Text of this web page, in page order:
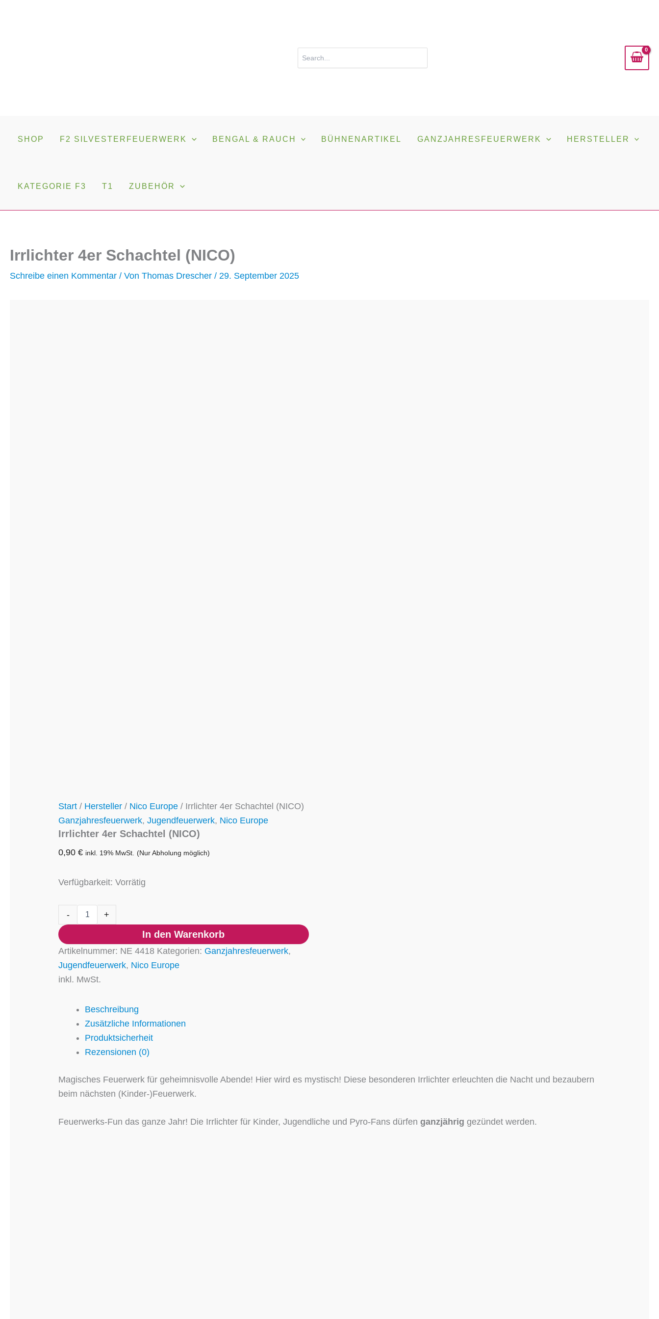
for:
SHOP F2 SILVESTERFEUERWERK BENGAL & RAUCH BÜHNENARTIKEL GANZJAHRESFEUERWERK HERSTELLER
KATEGORIE F3 T1 ZUBEHÖR
Irrlichter 4er Schachtel (NICO)
Schreibe einen Kommentar / Von Thomas Drescher / 29. September 2025
Start / Hersteller / Nico Europe / Irrlichter 4er Schachtel (NICO)
Ganzjahresfeuerwerk, Jugendfeuerwerk, Nico Europe
Irrlichter 4er Schachtel (NICO)
0,90 € inkl. 19% MwSt. (Nur Abholung möglich)
Verfügbarkeit: Vorrätig
- +
In den Warenkorb
Artikelnummer: NE 4418 Kategorien: Ganzjahresfeuerwerk,
Jugendfeuerwerk, Nico Europe
inkl. MwSt.
Beschreibung
Zusätzliche Informationen
Produktsicherheit
Rezensionen (0)
Magisches Feuerwerk für geheimnisvolle Abende! Hier wird es mystisch! Diese besonderen Irrlichter erleuchten die Nacht und bezaubern
beim nächsten (Kinder-)Feuerwerk.
Feuerwerks-Fun das ganze Jahr! Die Irrlichter für Kinder, Jugendliche und Pyro-Fans dürfen ganzjährig gezündet werden.